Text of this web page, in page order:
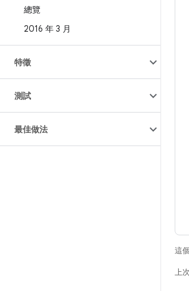
總覽
2016 年 3 月
特徵
測試
最佳做法
這
上